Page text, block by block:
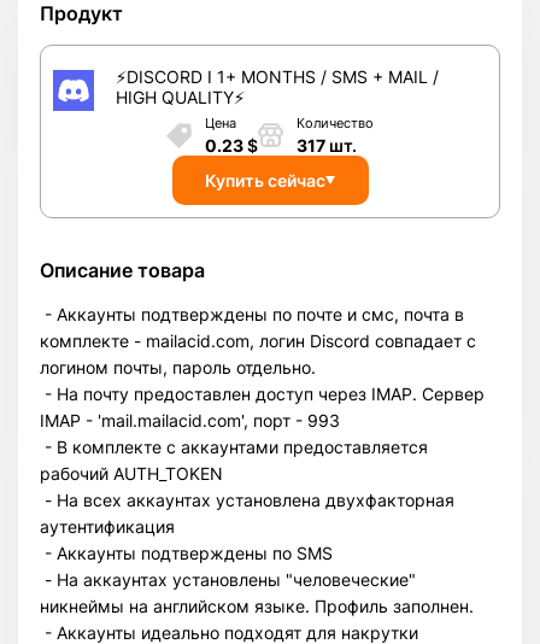
Продукт
⚡️DISCORD I 1+ MONTHS / SMS + MAIL /
HIGH QUALITY⚡️
Цена
0.23$
Количество
317 шт.
Купить сейчас
Описание товара
- Аккаунты подтверждены по почте и смс, почта в
комплекте - mailacid.com, логин Discord совпадает с
логином почты, пароль отдельно.
- На почту предоставлен доступ через IMAP. Сервер
IMAP - 'mail.mailacid.com', порт - 993
- В комплекте с аккаунтами предоставляется
рабочий AUTH_TOKEN
- На всех аккаунтах установлена двухфакторная
аутентификация
- Аккаунты подтверждены по SMS
- На аккаунтах установлены "человеческие"
никнеймы на английском языке. Профиль заполнен.
- Аккаунты идеально подходят для накрутки